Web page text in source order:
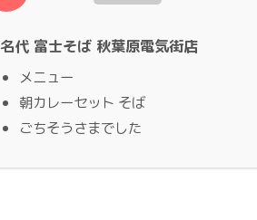
名代 富士そば 秋葉原電気街店
メニュー
朝カレーセット そば
ごちそうさまでした